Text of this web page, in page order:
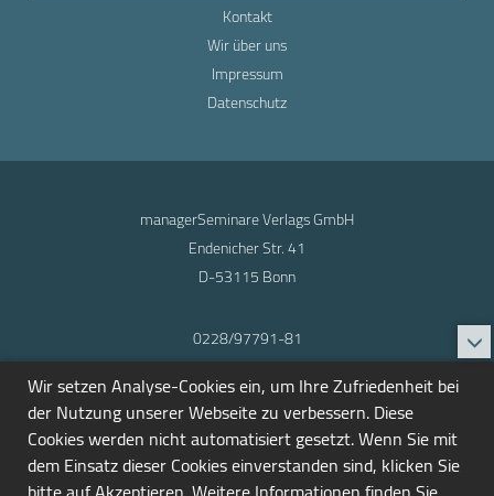
Kontakt
Wir über uns
Impressum
Datenschutz
managerSeminare Verlags GmbH
Endenicher Str. 41
D-53115 Bonn
0228/97791-81
info@seminarmarkt.de
© 2001-2026
Wir setzen Analyse-Cookies ein, um Ihre Zufriedenheit bei
der Nutzung unserer Webseite zu verbessern. Diese
Cookies werden nicht automatisiert gesetzt. Wenn Sie mit
dem Einsatz dieser Cookies einverstanden sind, klicken Sie